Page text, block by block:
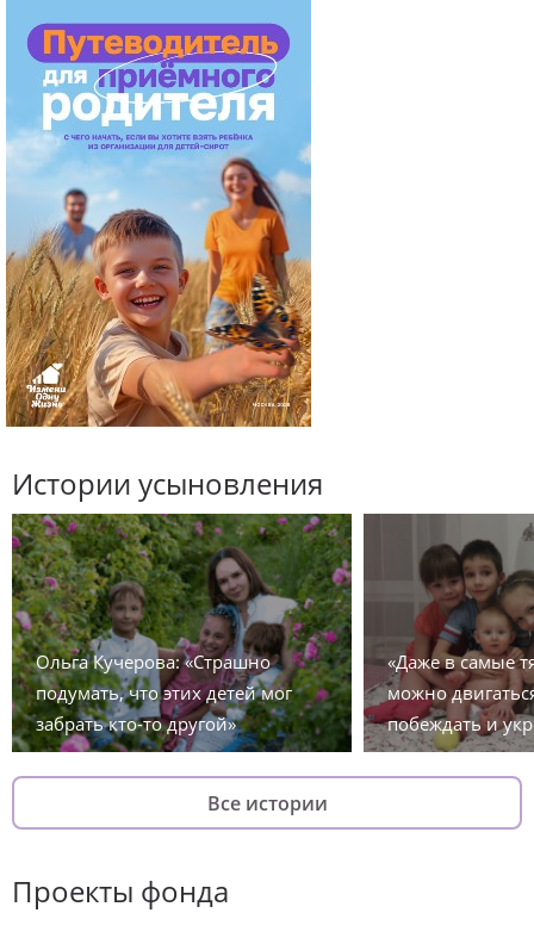
Истории усыновления
Ольга Кучерова: «Страшно
подумать, что этих детей мог
забрать кто-то другой»
«Даже в самые
можно
побеждать и
Все истории
Проекты фонда